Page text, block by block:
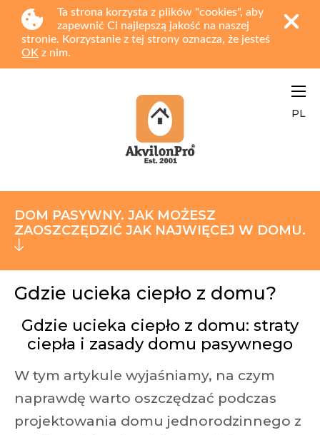
Ta strona korzysta z plików "cookies", aby
zapewnić Ci najlepszą jakość na naszej
stronie. Korzystanie z tej strony oznacza, że jesteś
OK z nim.
PL
DOM PASYWNY. JAK MOŻESZ
ZAOSZCZĘDZIĆ JAK NAJWIĘCEJ W DOMU.
Gdzie ucieka ciepło z domu?
Gdzie ucieka ciepło z domu: straty
ciepła i zasady domu pasywnego
W tym artykule wyjaśniamy, na czym
naprawdę warto oszczędzać podczas
projektowania domu jednorodzinnego z